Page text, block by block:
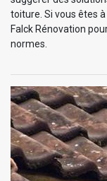
toiture. Si vous êtes
Falck Rénovation
normes.